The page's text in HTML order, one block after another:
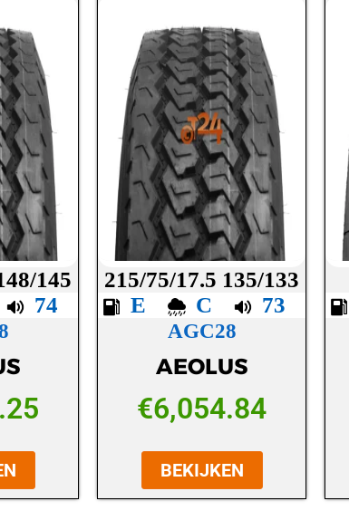
145
74
215/75/17.5 135/133
E
C 73
AGC28
AEOLUS
€6,054.84
BEKIJKEN